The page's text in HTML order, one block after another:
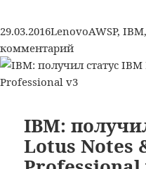
x
System
Опубликовано
29.03.2016Рубрики
LenovoМетки
AWSP, IBM,
комментарийк
записи
Lenovo:
Servicing
System
x
IBM:
Lotus Notes